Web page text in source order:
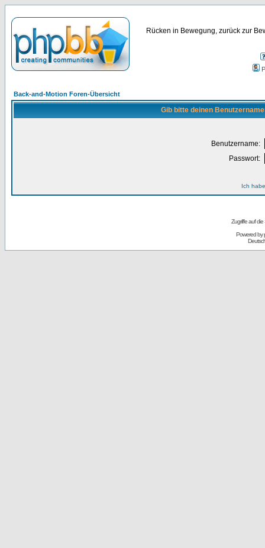
Rücken in Bewegung, zurück zur
Back-and-Motion Foren-Übersicht
Gib bitte deinen
Benutzername:
Passwort:
Ich
Zugriffe auf
Powered by